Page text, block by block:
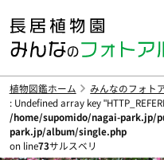
植物図鑑ホーム みんなのフォト
: Undefined array key
/home/supomido/nagai-park.jp/
park.jp/album/single.php
on line73サルスベリ